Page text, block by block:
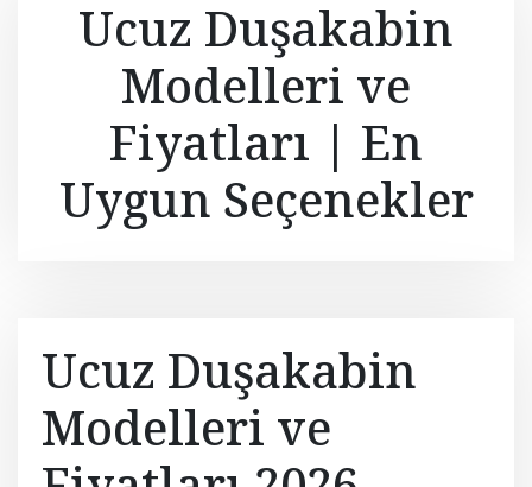
Ucuz Duşakabin
Modelleri ve
Fiyatları | En
Uygun Seçenekler
Ucuz Duşakabin
Modelleri ve